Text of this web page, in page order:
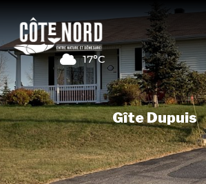
17°C
Gîte Dupuis